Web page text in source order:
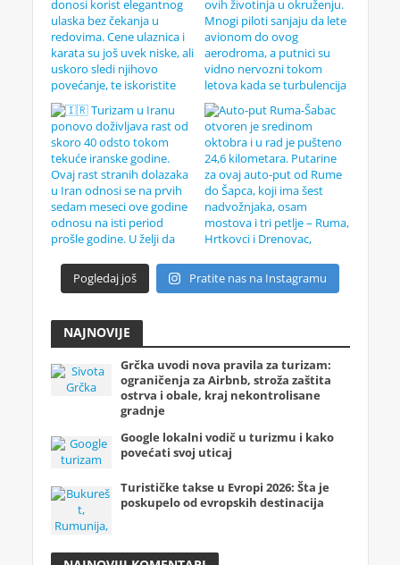
Pogledaj još Pratite nas na Instagramu
NAJNOVIJE
Grčka uvodi nova pravila za turizam:
ograničenja za Airbnb, stroža zaštita
ostrva i obale, kraj nekontrolisane
gradnje
Google lokalni vodič u turizmu i kako
povećati svoj uticaj
Turističke takse u Evropi 2026: Šta je
poskupelo od evropskih destinacija